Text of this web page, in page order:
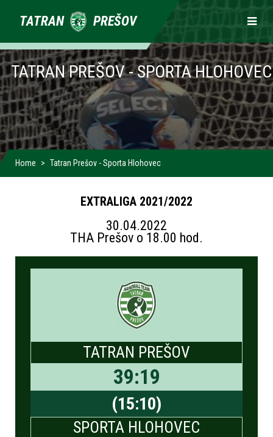
TATRAN PREŠOV
Primárne
odkazy
TATRAN PREŠOV - SPORTA HLOHOVEC
Home Tatran Prešov - Sporta Hlohovec
EXTRALIGA 2021/2022
30.04.2022
THA Prešov o 18.00 hod.
TATRAN PREŠOV
39:19
(15:10)
SPORTA HLOHOVEC